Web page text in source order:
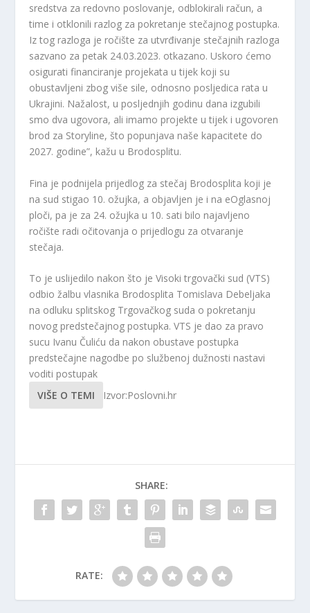
sredstva za redovno poslovanje, odblokirali račun, a
time i otklonili razlog za pokretanje stečajnog postupka.
Iz tog razloga je ročište za utvrđivanje stečajnih razloga
sazvano za petak 24.03.2023. otkazano. Uskoro ćemo
osigurati financiranje projekata u tijek koji su
obustavljeni zbog više sile, odnosno posljedica rata u
Ukrajini. Nažalost, u posljednjih godinu dana izgubili
smo dva ugovora, ali imamo projekte u tijek i ugovoren
brod za Storyline, što popunjava naše kapacitete do
2027. godine”, kažu u Brodosplitu.
Fina je podnijela​ ​prijedlog za stečaj Brodosplita ​koji je
na sud stigao 10. ožujka, a objavljen je i na eOglasnoj
ploči​, pa je za 24. ožujka u 10. sati ​bilo ​najavljeno
ročište radi očitovanja o prijedlogu za otvaranje
stečaja.
To je uslijedilo nakon što je Visoki trgovački sud (VTS)
odbio žalbu vlasnika Brodosplita Tomislava Debeljaka
na odluku splitskog Trgovačkog suda o pokretanju
novog predstečajnog postupka. VTS je dao za pravo
sucu Ivanu Čuliću da nakon obustave postupka
predstečajne nagodbe po službenoj dužnosti nastavi
voditi postupak
VIŠE O TEMI
Izvor:Poslovni.hr
SHARE:
RATE: